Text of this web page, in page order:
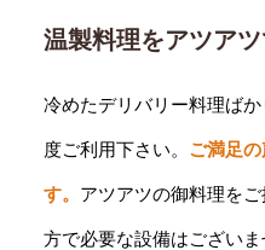
温製料理をアツア
冷めたデリバリー料理ば
度ご利用下さい。 ご満足
す。 アツアツの御料理を
方で必要な設備はございま